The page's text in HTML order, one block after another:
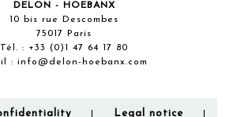
DELON - HOEBANX
10 bis rue Descombes
75017 Paris
Tél. : +33 (0)1 47 64 17 80
: info@delon-hoebanx.com
Legal notice